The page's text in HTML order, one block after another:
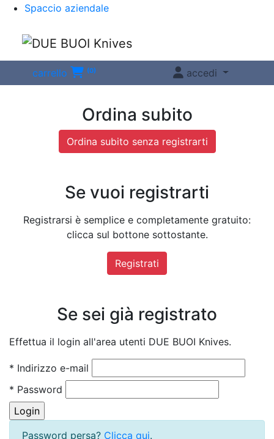
Spaccio aziendale
carrello (0) accedi
Ordina subito
Ordina subito senza registrarti
Se vuoi registrarti
Registrarsi è semplice e completamente gratuito:
clicca sul bottone sottostante.
Registrati
Se sei già registrato
Effettua il login all'area utenti DUE BUOI Knives.
* Indirizzo e-mail
* Password
Password persa? Clicca qui.